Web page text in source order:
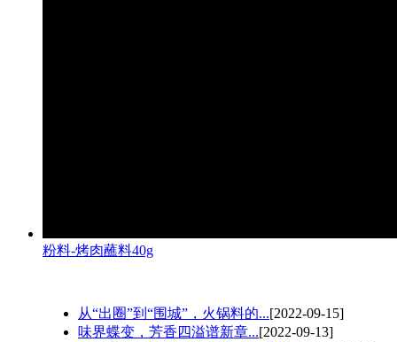
粉料-烤肉蘸料40g
从“出圈”到“围城”，火锅料的...[2022-09-15]
味界蝶变，芳香四溢谱新章...[2022-09-13]